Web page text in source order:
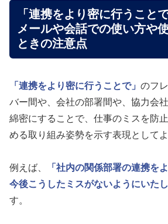
「連携をより密に行うこと
メールや会話での使い方や
ときの注意点
「連携をより密に行うことで」 のフ
バー間や、会社の部署間や、協力会
綿密にすることで、仕事のミスを防
める取り組み姿勢を示す表現として
例えば、
「社内の関係部署の連携を
今後こうしたミスがないようにいたし
す。